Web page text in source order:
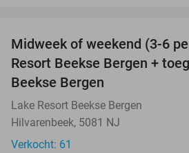
Midweek of weekend (3-6
Resort Beekse Bergen +
Beekse Bergen
Lake Resort Beekse Bergen
Hilvarenbeek, 5081 NJ
Verkocht: 61